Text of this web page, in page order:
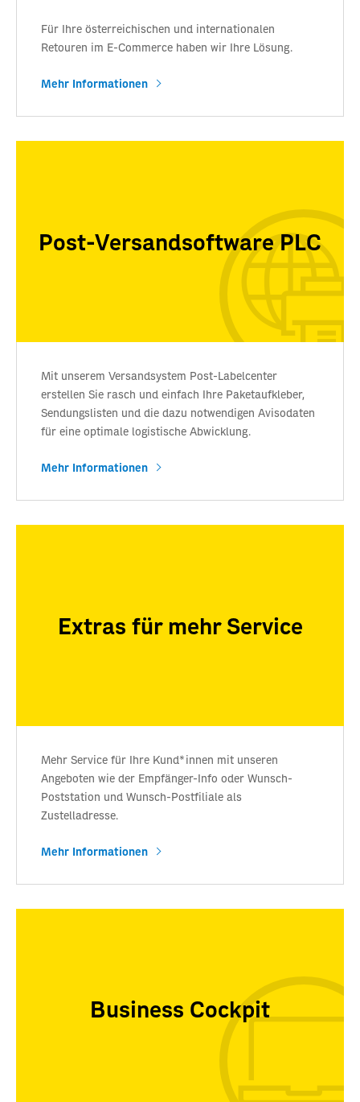
Für Ihre österreichischen und internationalen
Retouren im E-Commerce haben wir Ihre Lösung.
Mehr Informationen
Post-Versandsoftware PLC
Mit unserem Versandsystem Post-Labelcenter
erstellen Sie rasch und einfach Ihre Paketaufkleber,
Sendungslisten und die dazu notwendigen Avisodaten
für eine optimale logistische Abwicklung.
Mehr Informationen
Extras für mehr Service
Mehr Service für Ihre Kund*innen mit unseren
Angeboten wie der Empfänger-Info oder Wunsch-
Poststation und Wunsch-Postfiliale als
Zustelladresse.
Mehr Informationen
Business Cockpit